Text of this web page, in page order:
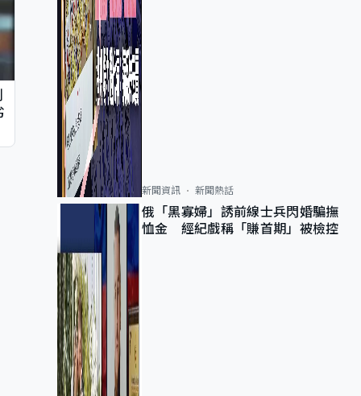
新聞資訊 新聞熱話
俄「黑寡婦」誘前線士兵閃婚騙撫
恤金 經紀戲稱「賺首期」被檢控